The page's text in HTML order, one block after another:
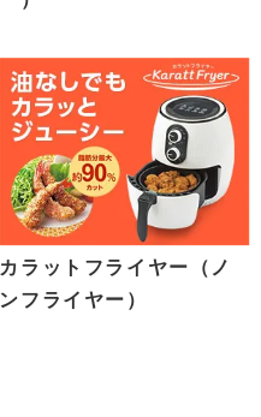
カラットフライヤー（ノ
ンフライヤー）